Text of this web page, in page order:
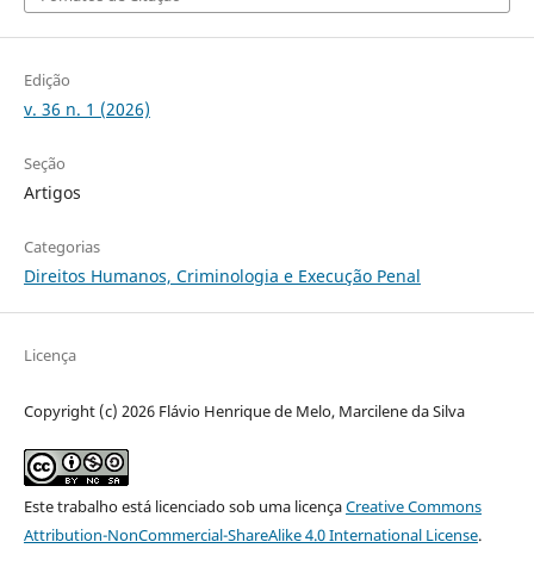
Edição
v. 36 n. 1 (2026)
Seção
Artigos
Categorias
Direitos Humanos, Criminologia e Execução Penal
Licença
Copyright (c) 2026 Flávio Henrique de Melo, Marcilene da Silva
Este trabalho está licenciado sob uma licençaCreative Commons
Attribution-NonCommercial-ShareAlike 4.0 International License.